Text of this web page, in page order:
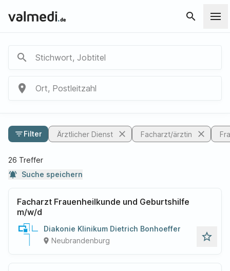
search
search Stichwort, Jobtitel
place Ort, Postleitzahl
filter_listFilter Ärztlicher Dienst close Facharzt/ärztin close
26 Treffer
notifications_active Suche speichern
Facharzt Frauenheilkunde und Geburtshilfe
m/w/d
Diakonie Klinikum Dietrich Bonhoeffer
place Neubrandenburg star_outline